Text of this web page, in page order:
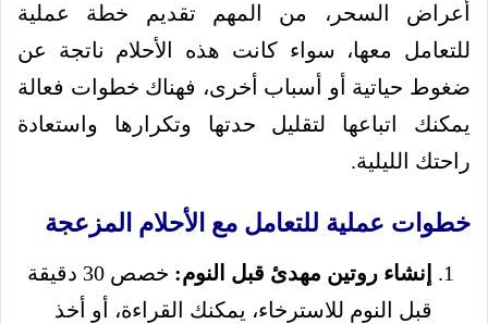
أعراض السحر، من المهم تقديم خطة عملية
للتعامل معها، سواء كانت هذه الأحلام ناتجة عن
ضغوط حياتية أو أسباب أخرى، فهناك خطوات فعالة
يمكنك اتباعها لتقليل حدتها وتكرارها واستعادة
راحتك الليلية.
خطوات عملية للتعامل مع الأحلام المزعجة
إنشاء روتين مهدئ قبل النوم:
خصص 30 دقيقة
قبل النوم للاسترخاء، يمكنك القراءة، أو أخذ